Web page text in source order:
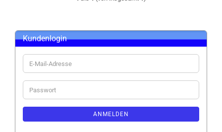
Kundenlogin
E-
Mail-
Adresse
Passwort
ANMELDEN